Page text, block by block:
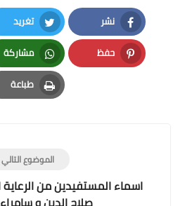
نشر
Facebook
تغريد
Twitter
حفظ
Pinterest
مشاركة
Whatsapp
طباعة
Print
الموضوع التالي
اسماء المستفيدين من